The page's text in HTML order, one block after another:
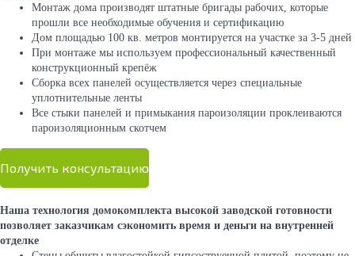
Монтаж дома производят штатные бригады рабочих, которые
прошли все необходимые обучения и сертификацию
Дом площадью 100 кв. метров монтируется на участке за 3-5 дней
При монтаже мы используем профессиональный качественный
конструкционный крепёж
Сборка всех панелей осуществляется через специальные
уплотнительные ленты
Все стыки панелей и примыкания пароизоляции проклеиваются
пароизоляционным скотчем
Получить консультацию
Наша технология домокомплекта высокой заводской готовности
позволяет заказчикам сэкономить время и деньги на внутренней
отделке